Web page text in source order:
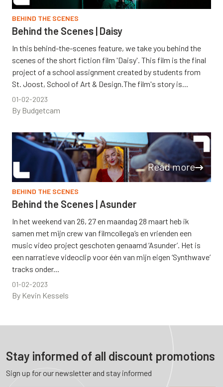
BEHIND THE SCENES
Behind the Scenes | Daisy
In this behind-the-scenes feature, we take you behind the
scenes of the short fiction film 'Daisy'. This film is the final
project of a school assignment created by students from
St. Joost, School of Art & Design.The film's story is...
01-02-2023
By Budgetcam
Read more
BEHIND THE SCENES
Behind the Scenes | Asunder
In het weekend van 26, 27 en maandag 28 maart heb ik
samen met mijn crew van filmcollega’s en vrienden een
music video project geschoten genaamd ‘Asunder’. Het is
een narratieve videoclip voor één van mijn eigen ‘Synthwave’
tracks onder...
01-02-2023
By Kevin Kessels
Stay informed of all discount promotions
Sign up for our newsletter and stay informed